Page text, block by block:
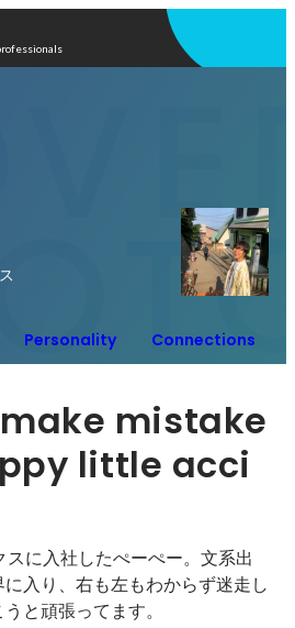
Personality Connections
mistake
little acci
に入社したぺーぺー。文系出
入り、右も左もわからず迷走し
と頑張ってます。